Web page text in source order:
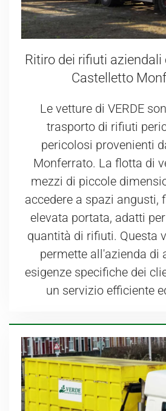
Ritiro dei rifiuti aziendali
Castelletto
Le vetture di VERDE
trasporto di rifiuti
pericolosi provenienti
Monferrato. La flotta di
mezzi di piccole
accedere a spazi angusti,
elevata portata, adatti
quantità di rifiuti. Questa
permette all'azienda di
esigenze specifiche dei
un servizio efficiente